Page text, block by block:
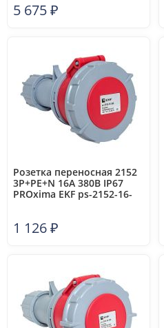
5 675₽
Розетка переносная 2152
3Р+РЕ+N 16А 380В IP67
PROxima EKF ps-2152-16-
1 126₽